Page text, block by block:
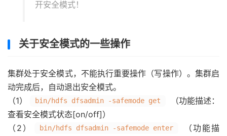
开安全模式！
关于安全模式的一些操作
集群处于安全模式，不能执行重要操作（写操作）。集群启
动完成后，自动退出安全模式。
（1）
bin/hdfs dfsadmin -safemode get
（功能描述：
查看安全模式状态[on/off]）
（2）
bin/hdfs dfsadmin -safemode enter
（功能描